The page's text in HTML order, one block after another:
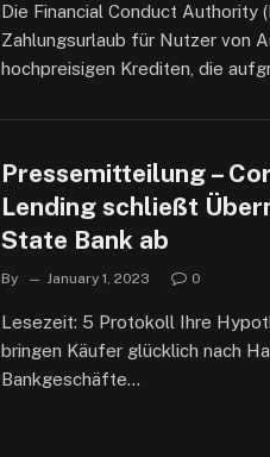
Die Financial Conduct Authority
Zahlungsurlaub für Nutzer von
hochpreisigen Krediten, die
Pressemitteilung –
Lending schließt
State Bank ab
By January 1, 2023 0
Lesezeit: 5 Protokoll Ihre
bringen Käufer glücklich nach
Bankgeschäfte…